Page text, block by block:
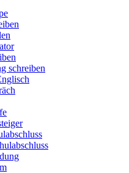
schreiben